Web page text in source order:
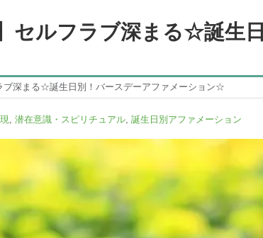
セルフラブ深まる☆誕生
ブ深まる☆誕生日別！バースデーアファメーション☆
潜在意識・スピリチュアル, 誕生日別アファメーション